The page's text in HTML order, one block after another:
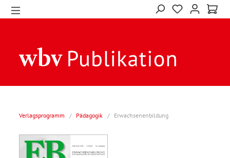
Verlagsprogramm / Pädagogik / Erwachsenenbildung